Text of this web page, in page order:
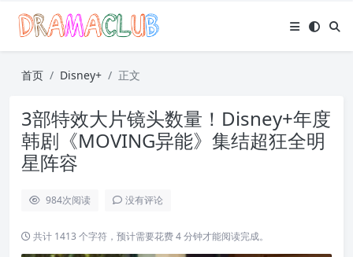
首页 Disney+ 正文
3部特效大片镜头数量！Disney+年度
韩剧《MOVING异能》集结超狂全明
星阵容
984次阅读 没有评论
共计 1413 个字符，预计需要花费 4 分钟才能阅读完成。